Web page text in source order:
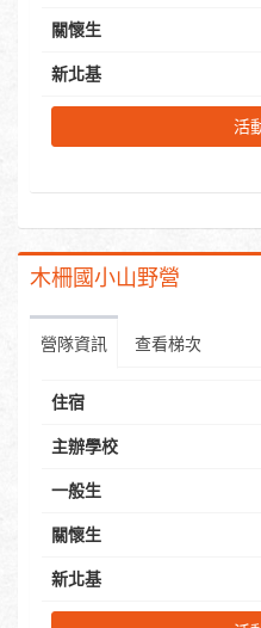
關懷生
新北基
活
木柵國小山野營
營隊資訊 查看梯次
住宿
主辦學校
一般生
關懷生
新北基